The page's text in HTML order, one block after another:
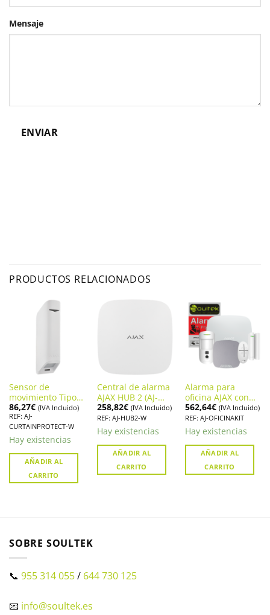
Mensaje
ENVIAR
PRODUCTOS RELACIONADOS
Sensor de
movimiento Tipo
Cortina Alarma
AJAX
MOTIONPROTECT
CURTAIN
86,27€ (IVA Incluido)
REF: AJ-
CURTAINPROTECT-W
Hay existencias
AÑADIR AL
CARRITO
Central de alarma
AJAX HUB 2 (AJ-
HUB2-W)
258,82€ (IVA Incluido)
REF: AJ-HUB2-W
Hay existencias
AÑADIR AL
CARRITO
Alarma para
oficina AJAX con
cámara integrada
y sirena
562,64€ (IVA Incluido)
REF: AJ-OFICINAKIT
Hay existencias
AÑADIR AL
CARRITO
SOBRE SOULTEK
📞 955 314 055/ 644 730 125
📧 info@soultek.es